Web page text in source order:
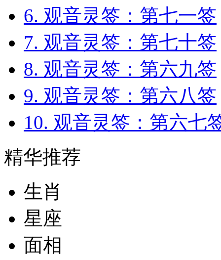
6. 观音灵签：第七一签
7. 观音灵签：第七十签
8. 观音灵签：第六九签
9. 观音灵签：第六八签
10. 观音灵签：第六七
精华推荐
生肖
星座
面相